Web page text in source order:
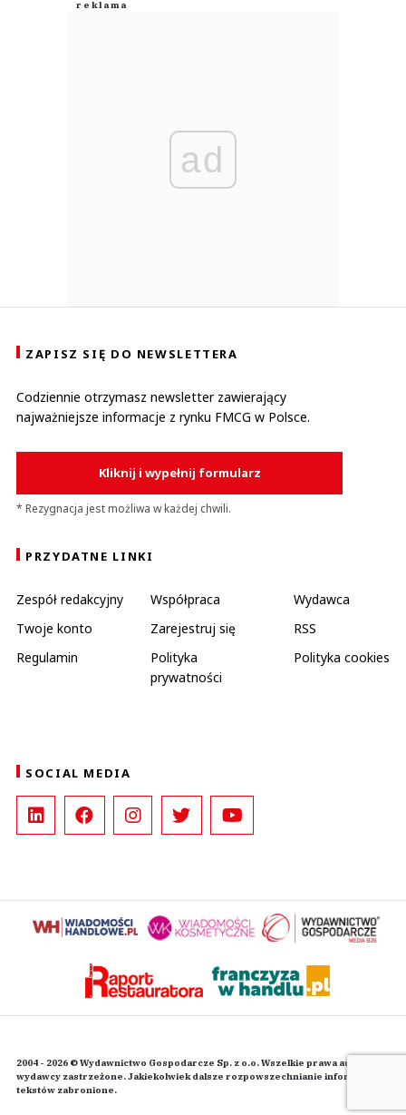
ad
ZAPISZ SIĘ DO NEWSLETTERA
Codziennie otrzymasz newsletter zawierający
najważniejsze informacje z rynku FMCG w Polsce.
Kliknij i wypełnij formularz
* Rezygnacja jest możliwa w każdej chwili.
PRZYDATNE LINKI
Zespół redakcyjny Współpraca
Wydawca
Twoje konto
Zarejestruj się
RSS
Regulamin
Polityka
prywatności
Polityka cookies
SOCIAL MEDIA
2004 - 2026 © Wydawnictwo Gospodarcze Sp. z o.o. Wszelkie prawa autorskie
wydawcy zastrzeżone. Jakiekolwiek dalsze rozpowszechnianie informacji i
tekstów zabronione.